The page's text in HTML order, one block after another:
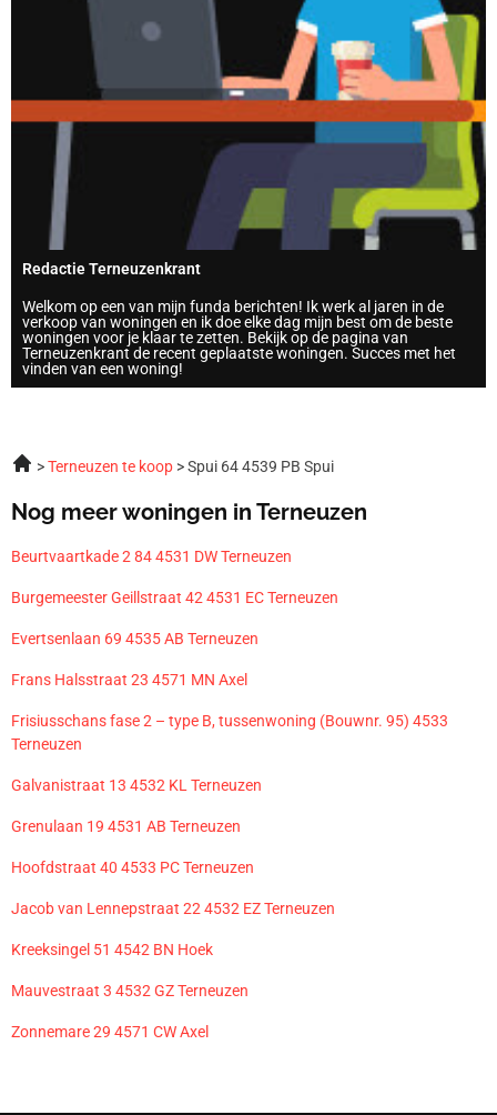
Redactie Terneuzenkrant
Welkom op een van mijn funda berichten! Ik werk al jaren in de
verkoop van woningen en ik doe elke dag mijn best om de beste
woningen voor je klaar te zetten. Bekijk op de pagina van
Terneuzenkrant de recent geplaatste woningen. Succes met het
vinden van een woning!
Terneuzen te koop Spui 64 4539 PB Spui
Nog meer woningen in Terneuzen
Beurtvaartkade 2 84 4531 DW Terneuzen
Burgemeester Geillstraat 42 4531 EC Terneuzen
Evertsenlaan 69 4535 AB Terneuzen
Frans Halsstraat 23 4571 MN Axel
Frisiusschans fase 2 – type B, tussenwoning (Bouwnr. 95) 4533
Terneuzen
Galvanistraat 13 4532 KL Terneuzen
Grenulaan 19 4531 AB Terneuzen
Hoofdstraat 40 4533 PC Terneuzen
Jacob van Lennepstraat 22 4532 EZ Terneuzen
Kreeksingel 51 4542 BN Hoek
Mauvestraat 3 4532 GZ Terneuzen
Zonnemare 29 4571 CW Axel